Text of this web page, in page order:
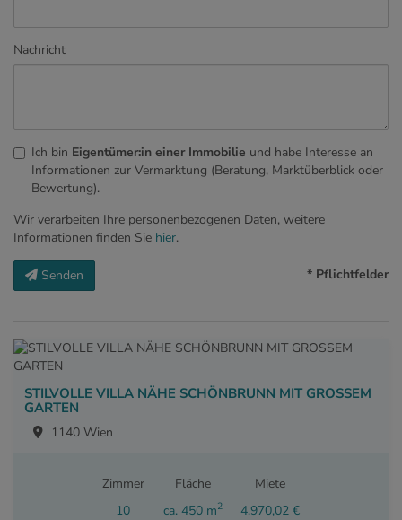
Nachricht
Ich bin Eigentümer:in einer Immobilie und habe Interesse an
Informationen zur Vermarktung (Beratung, Marktüberblick oder
Bewertung).
Wir verarbeiten Ihre personenbezogenen Daten, weitere
Informationen finden Sie hier.
Senden * Pflichtfelder
STILVOLLE VILLA NÄHE SCHÖNBRUNN MIT GROSSEM
GARTEN
1140 Wien
Zimmer
10
Fläche
ca. 450 m2
Miete
4.970,02 €